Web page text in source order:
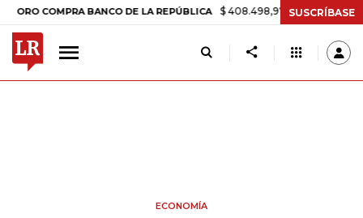
COMPRA BANCO DE LA REPÚBLICA $ 408.498,97 +$ 8.753,81 +2,19%
SUSCRÍBASE
ECONOMÍA